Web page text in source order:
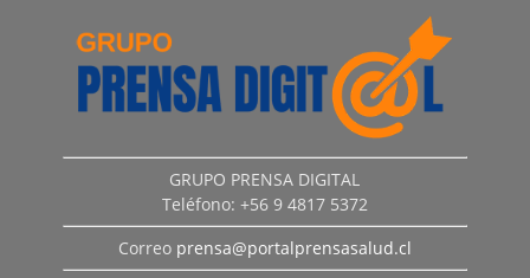
GRUPO PRENSA DIGITAL
Teléfono: +56 9 4817 5372
Correo prensa@portalprensasalud.cl